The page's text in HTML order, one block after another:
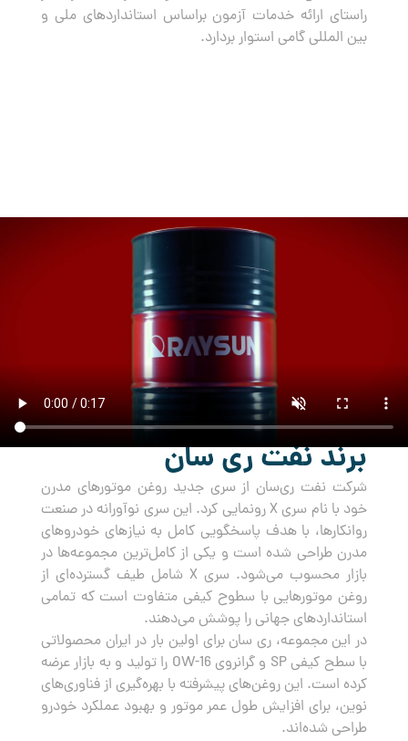
راستای ارائه خدمات آزمون براساس استانداردهای ملی و
بین المللی گامی استوار بردارد.
برند نفت ری سان
شرکت نفت ری‌سان از سری جدید روغن‌ موتورهای مدرن
خود با نام سری X رونمایی کرد. این سری نوآورانه در صنعت
روانکارها، با هدف پاسخگویی کامل به نیازهای خودروهای
مدرن طراحی شده است و یکی از کامل‌ترین مجموعه‌ها در
بازار محسوب می‌شود. سری X شامل طیف گسترده‌ای از
روغن‌ موتورهایی با سطوح کیفی متفاوت است که تمامی
استانداردهای جهانی را پوشش می‌دهند.
در این مجموعه، ری سان برای اولین بار در ایران محصولاتی
با سطح کیفی SP و گرانروی OW-16 را تولید و به بازار عرضه
کرده است. این روغن‌های پیشرفته با بهره‌گیری از فناوری‌های
نوین، برای افزایش طول عمر موتور و بهبود عملکرد خودرو
طراحی شده‌اند.